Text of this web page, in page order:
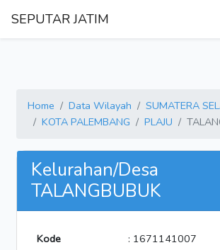
SEPUTAR JATIM
Home Data Wilayah
SUMATERA
KOTA PALEMBANG
PLAJU
Kelurahan/Desa
TALANGBUBUK
Kode
: 1671141007